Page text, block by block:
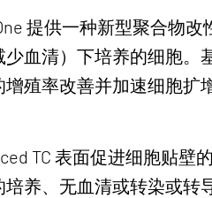
提供一种新型聚合物
少血清）下培养的细胞
殖率改善并加速细胞扩增
TC 表面促进细胞贴
养、无血清或转染或转